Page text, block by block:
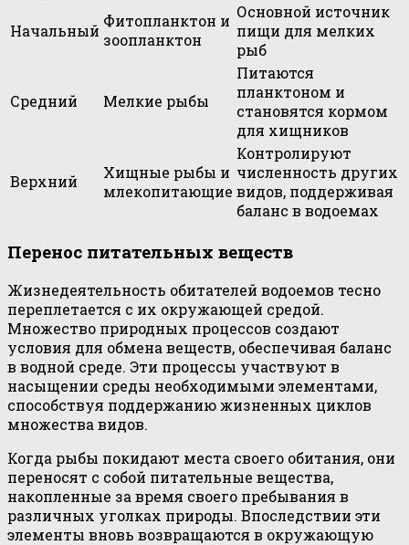
Начальный
Фитопланктон и
зоопланктон
Основной источник
пищи для мелких
рыб
Средний Мелкие рыбы
Питаются
планктоном и
становятся кормом
для хищников
Верхний
Хищные рыбы и
млекопитающие
Контролируют
численность других
видов, поддерживая
баланс в водоемах
Перенос питательных веществ
Жизнедеятельность обитателей водоемов тесно
переплетается с их окружающей средой.
Множество природных процессов создают
условия для обмена веществ, обеспечивая баланс
в водной среде. Эти процессы участвуют в
насыщении среды необходимыми элементами,
способствуя поддержанию жизненных циклов
множества видов.
Когда рыбы покидают места своего обитания, они
переносят с собой питательные вещества,
накопленные за время своего пребывания в
различных уголках природы. Впоследствии эти
элементы вновь возвращаются в окружающую